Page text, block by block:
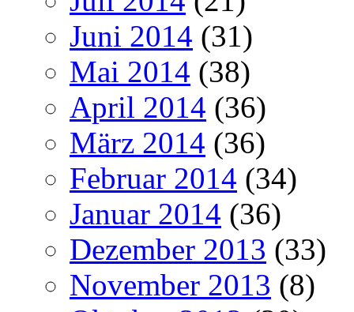
Juni 2014 (31)
Mai 2014 (38)
April 2014 (36)
März 2014 (36)
Februar 2014 (34)
Januar 2014 (36)
Dezember 2013 (33)
November 2013 (8)